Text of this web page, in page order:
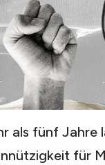
als fünf Jahre
für